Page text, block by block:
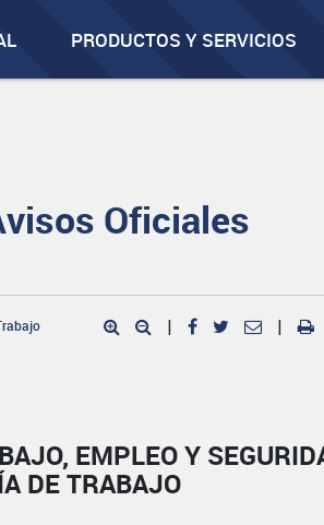
PRODUCTOS Y SERVICIOS
Oficiales
| |
EMPLEO Y
DE TRABAJO